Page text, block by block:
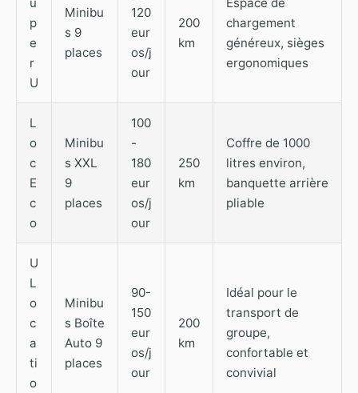
u
p
e
r
U
Minibu
s 9
places
120
eur
os/j
our
200
km
Espace de
chargement
généreux, sièges
ergonomiques
L
o
c
E
c
o
Minibu
s XXL
9
places
100
-
180
eur
os/j
our
250
km
Coffre de 1000
litres environ,
banquette arrière
pliable
U
L
o
c
a
ti
o
Minibu
s Boîte
Auto 9
places
90-
150
eur
os/j
our
200
km
Idéal pour le
transport de
groupe,
confortable et
convivial